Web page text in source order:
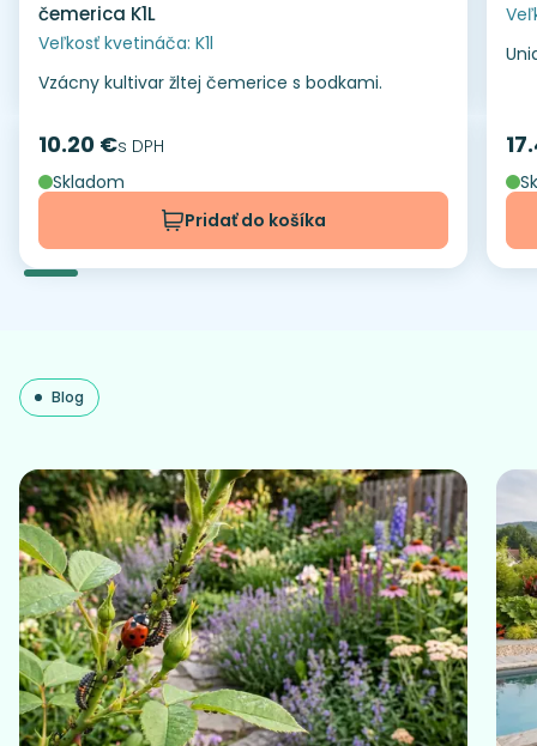
čemerica K1L
Veľkosť kvetináča: K1l
Vzácny kultivar žltej čemerice s bodkami.
Cena
10.20 €s DPH
Skladom
Pridať do košíka
Blog